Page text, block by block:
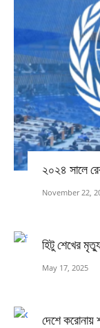
২০২৪ সালে
November 22,
হিটু শেখের
May 17, 2025
দেশে